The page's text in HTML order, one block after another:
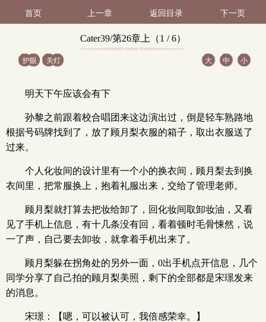
首页 上一章 返回目录 下一页
Cater39/第26章上（1 / 6）
护眼 关灯 大 中 小
明天下午应该会有下
孙黎之前跟着校合唱团来这边演出过，倒是轻车熟路地
根据号码牌找到了，放了顾月梨衣服的箱子，取出衣服送了
过来。
个人化妆间的设计里有一个小的换衣间，顾月梨去到换
衣间里，把常服换上，抱着礼服出来，交给了管理老师。
顾月梨就打算去把妆给卸了，回化妆间取卸妆油，又看
见了手机上信息，有十几条没有回，看着顿时毛骨悚然，说
一了声，自己要去卸妆，就拿着手机出来了。
顾月梨躲在拐角处的另外一面，0出手机点开信息，几个
同学分享了自己拍的顾月梨美照，剩下的全部都是宋璟发来
的消息。
宋璟：【嗯，可以被认可，我倍感荣幸。】